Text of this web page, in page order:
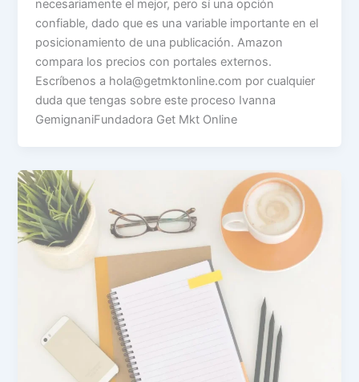
necesariamente el mejor, pero sí una opción
confiable, dado que es una variable importante en el
posicionamiento de una publicación. Amazon
compara los precios con portales externos.
Escríbenos a hola@getmktonline.com por cualquier
duda que tengas sobre este proceso Ivanna
GemignaniFundadora Get Mkt Online